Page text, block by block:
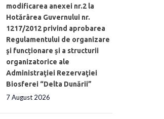
modificarea anexei nr.2 la
Hotărârea Guvernului nr.
1217/2012 privind aprobarea
Regulamentului de organizare
şi funcționare și a structurii
organizatorice ale
Administraţiei Rezervaţiei
Biosferei “Delta Dunării”
7 August 2026